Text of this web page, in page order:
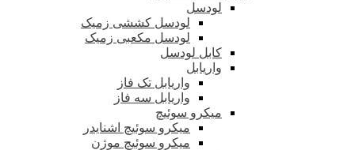
لودسل
لودسل کششی زمیک
لودسل مکعبی زمیک
کابل لودسل
واریابل
واریابل تک فاز
واریابل سه فاز
میکرو سوئیچ
میکرو سوئیچ اشنایدر
میکرو سوئیچ موژن